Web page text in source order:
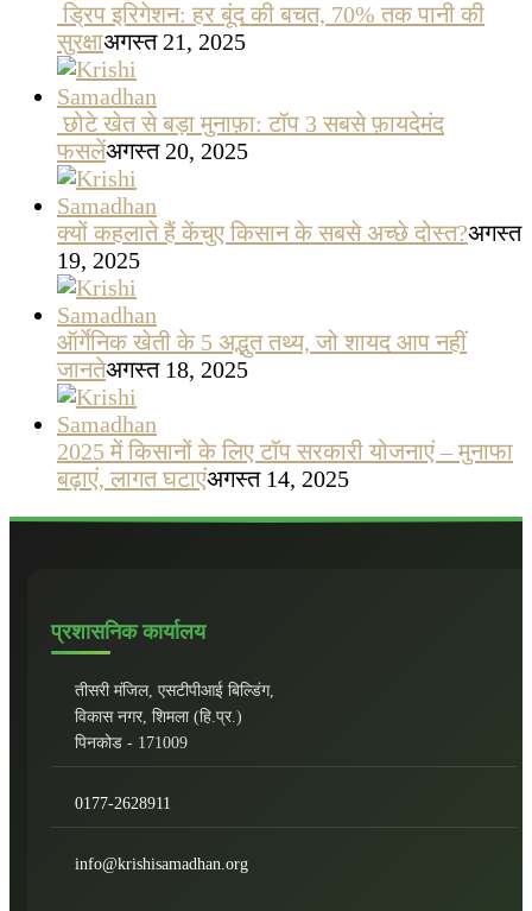
ड्रिप इरिगेशन: हर बूंद की बचत, 70% तक पानी की
सुरक्षाअगस्त 21, 2025
छोटे खेत से बड़ा मुनाफ़ा: टॉप 3 सबसे फ़ायदेमंद
फसलेंअगस्त 20, 2025
क्यों कहलाते हैं केंचुए किसान के सबसे अच्छे दोस्त?अगस्त
19, 2025
ऑर्गेनिक खेती के 5 अद्भुत तथ्य, जो शायद आप नहीं
जानतेअगस्त 18, 2025
2025 में किसानों के लिए टॉप सरकारी योजनाएं – मुनाफा
बढ़ाएं, लागत घटाएंअगस्त 14, 2025
प्रशासनिक कार्यालय
तीसरी मंजिल, एसटीपीआई बिल्डिंग,
विकास नगर, शिमला (हि.प्र.)
पिनकोड - 171009
0177-2628911
info@krishisamadhan.org